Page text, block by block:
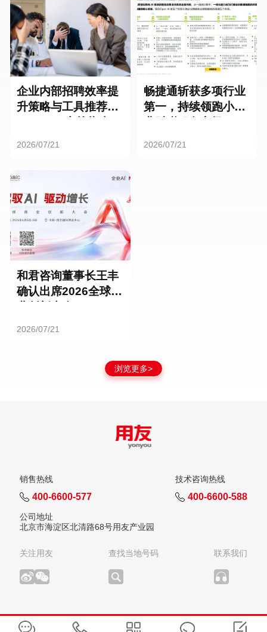
企业内部招聘效率提
升策略与工具推荐：
2026/07/21
畅捷通斩获多项行业
第一，持续领跑小微
2026/07/21
和君咨询董事长王丰
确认出席2026全球商
2026/07/21
浏览更多>
销售热线
400-6600-577
技术咨询热线
400-6600-588
公司地址
北京市海淀区北清路68号用友产业园
关注用友 查找当地号码 联系我们
版权所有：用友网络科技股份有限公司